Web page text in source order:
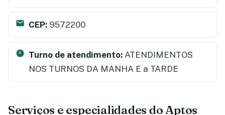
CEP: 9572200
Turno de atendimento: ATENDIMENTOS
NOS TURNOS DA MANHA E a TARDE
Serviços e especialidades do Aptos